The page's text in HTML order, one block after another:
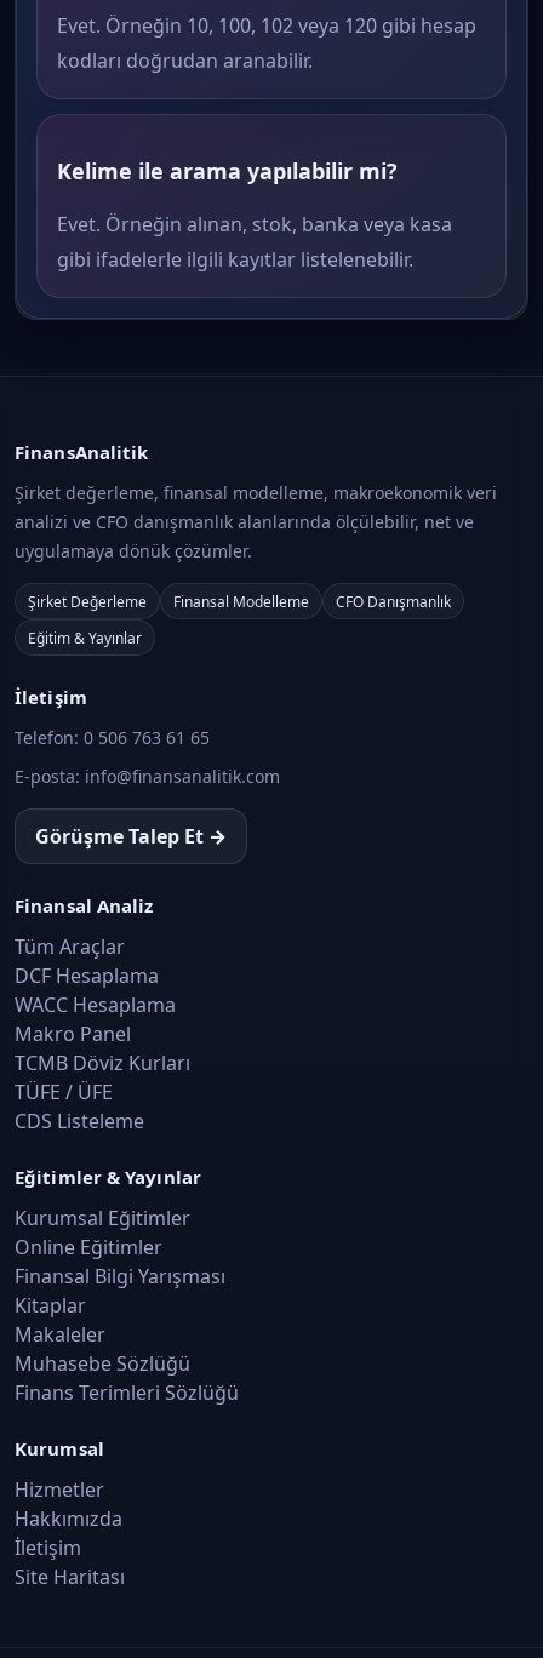
Evet. Örneğin 10, 100, 102 veya 120 gibi hesap
kodları doğrudan aranabilir.
Kelime ile arama yapılabilir mi?
Evet. Örneğin alınan, stok, banka veya kasa
gibi ifadelerle ilgili kayıtlar listelenebilir.
FinansAnalitik
Şirket değerleme, finansal modelleme, makroekonomik veri
analizi ve CFO danışmanlık alanlarında ölçülebilir, net ve
uygulamaya dönük çözümler.
Şirket Değerleme Finansal Modelleme
CFO Danışmanlık
Eğitim & Yayınlar
İletişim
Telefon: 0 506 763 61 65
E-posta: info@finansanalitik.com
Görüşme Talep Et →
Finansal Analiz
Tüm Araçlar
DCF Hesaplama
WACC Hesaplama
Makro Panel
TCMB Döviz Kurları
TÜFE / ÜFE
CDS Listeleme
Eğitimler & Yayınlar
Kurumsal Eğitimler
Online Eğitimler
Finansal Bilgi Yarışması
Kitaplar
Makaleler
Muhasebe Sözlüğü
Finans Terimleri Sözlüğü
Kurumsal
Hizmetler
Hakkımızda
İletişim
Site Haritası